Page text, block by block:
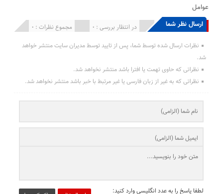
عوامل
ارسال نظر شما مجموع نظرات : 0 در انتظار بررسی : 0 انتشار یافته : 0
نظرات ارسال شده توسط شما، پس از تایید توسط مدیران سایت منتشر خواهد
شد.
نظراتی که حاوی تهمت یا افترا باشد منتشر نخواهد شد.
نظراتی که به غیر از زبان فارسی یا غیر مرتبط با خبر باشد منتشر نخواهد شد.
لطفا پاسخ را به عدد انگلیسی وارد کنید: